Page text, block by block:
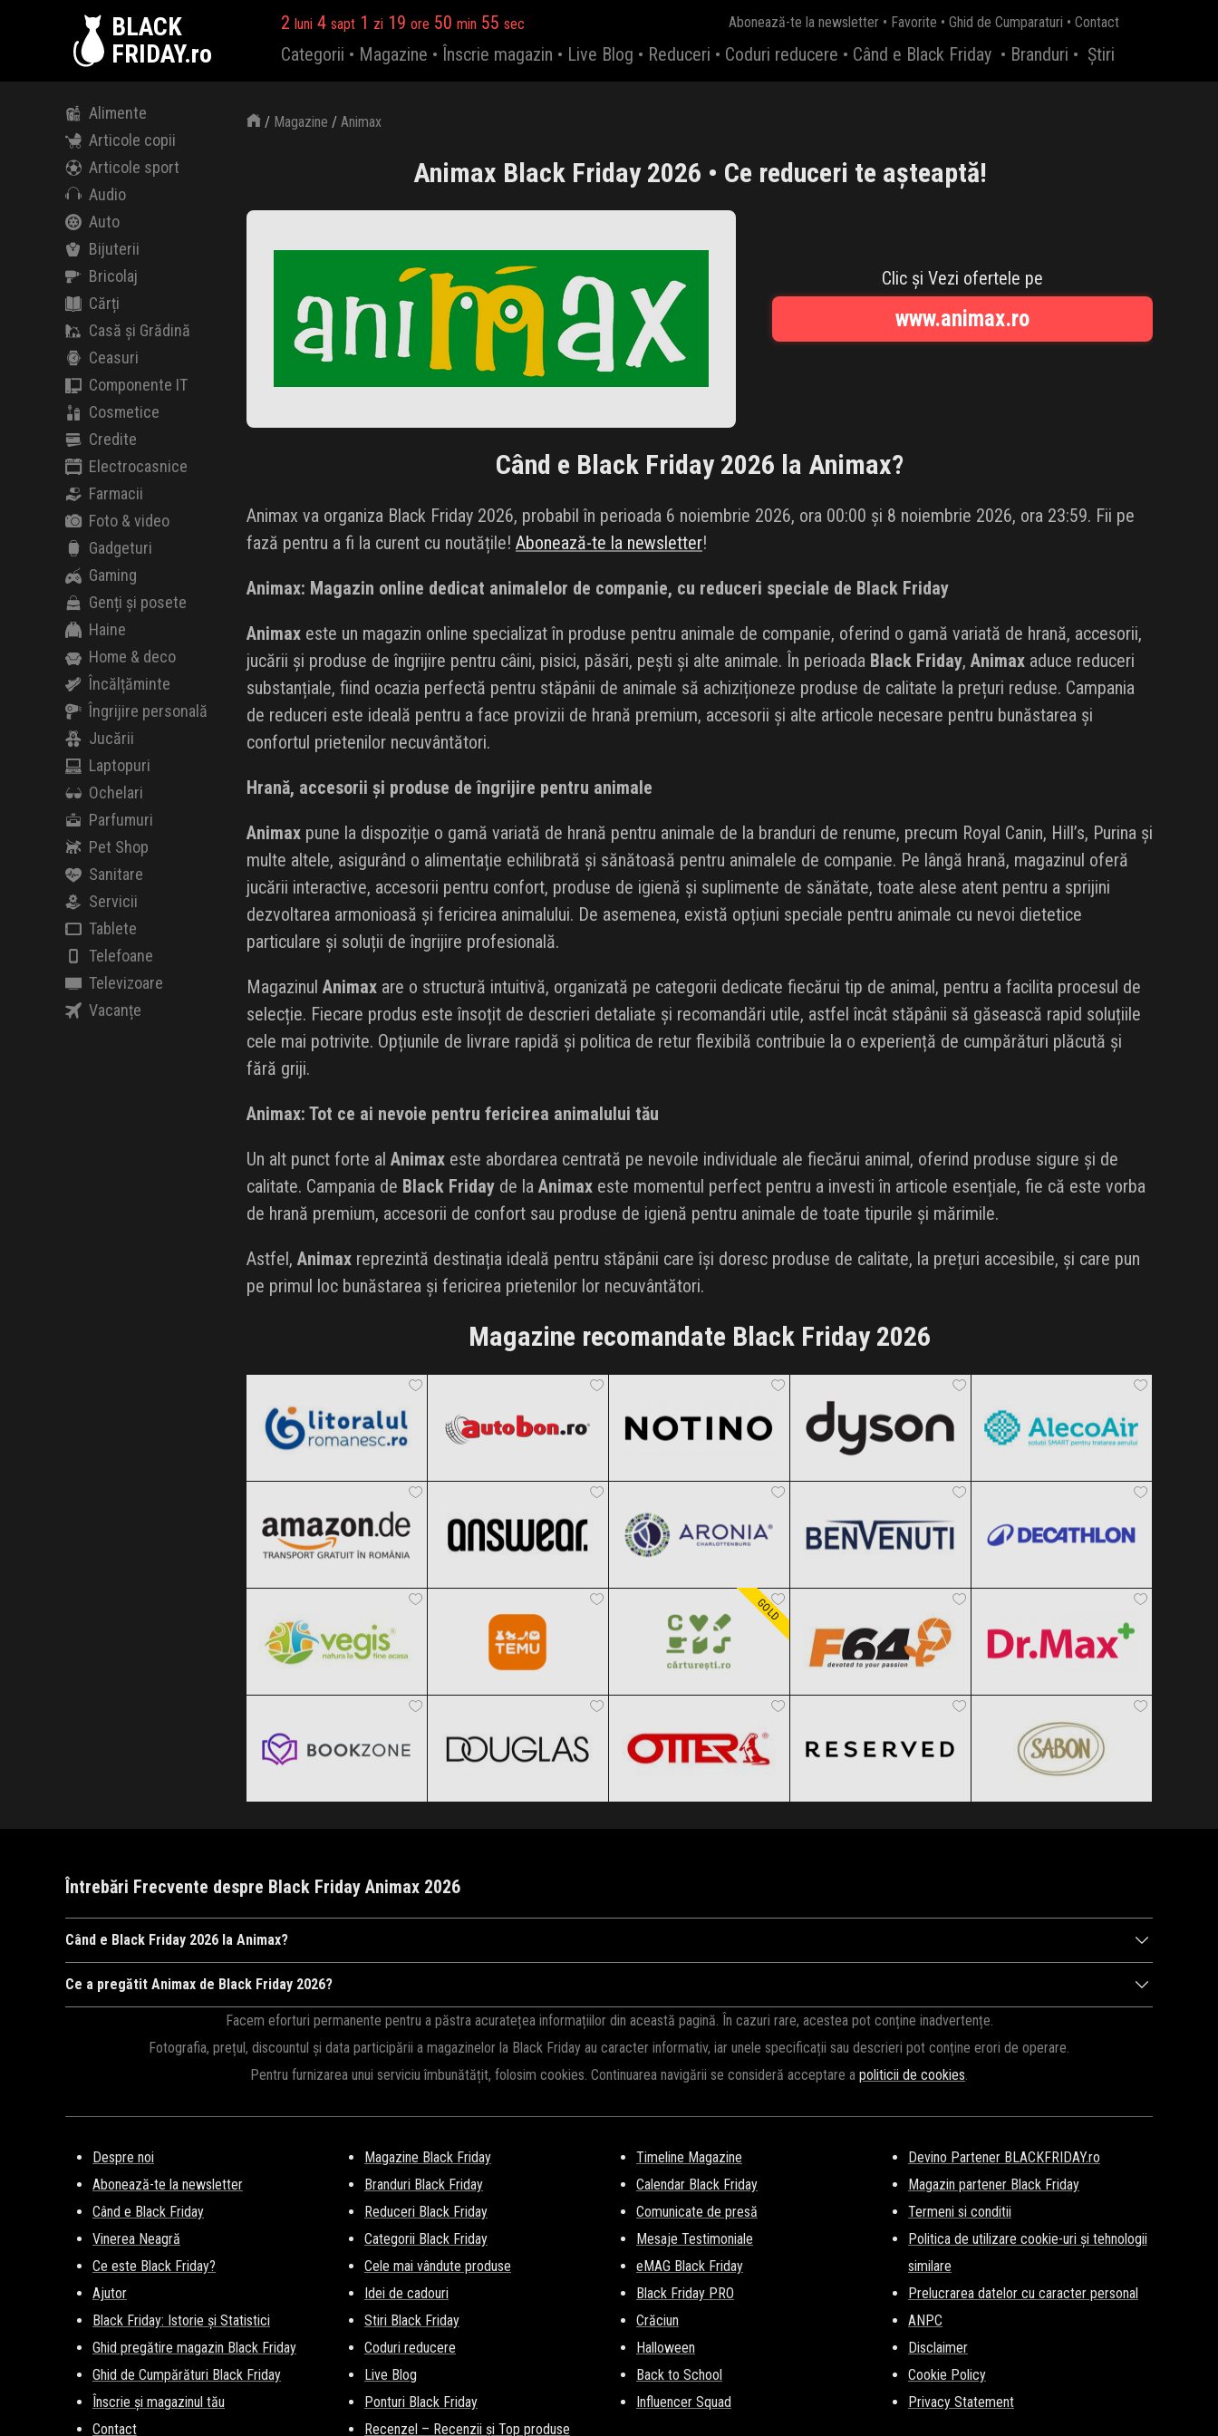
BLACK
FRIDAY.ro
2 luni 4 sapt 1 zi 19 ore 50 min 55 sec Abonează-te la newsletter • Favorite • Ghid de Cumparaturi • Contact
Categorii • Magazine • Înscrie magazin • Live Blog • Reduceri • Coduri reducere • Când e Black Friday • Branduri • Știri
Alimente
Articole copii
Articole sport
Audio
Auto
Bijuterii
Bricolaj
Cărți
Casă și Grădină
Ceasuri
Componente IT
Cosmetice
Credite
Electrocasnice
Farmacii
Foto & video
Gadgeturi
Gaming
Genți și posete
Haine
Home & deco
Încălțăminte
Îngrijire personală
Jucării
Laptopuri
Ochelari
Parfumuri
Pet Shop
Sanitare
Servicii
Tablete
Telefoane
Televizoare
Vacanțe
/ Magazine / Animax
Animax Black Friday 2026 • Ce reduceri te așteaptă!
Clic și Vezi ofertele pe
www.animax.ro
Când e Black Friday 2026 la Animax?
Animax va organiza Black Friday 2026, probabil în perioada 6 noiembrie 2026, ora 00:00 și 8 noiembrie 2026, ora 23:59. Fii pe
fază pentru a fi la curent cu noutățile! Abonează-te la newsletter!
Animax: Magazin online dedicat animalelor de companie, cu reduceri speciale de Black Friday
Animax este un magazin online specializat în produse pentru animale de companie, oferind o gamă variată de hrană, accesorii,
jucării și produse de îngrijire pentru câini, pisici, păsări, pești și alte animale. În perioada Black Friday, Animax aduce reduceri
substanțiale, fiind ocazia perfectă pentru stăpânii de animale să achiziționeze produse de calitate la prețuri reduse. Campania
de reduceri este ideală pentru a face provizii de hrană premium, accesorii și alte articole necesare pentru bunăstarea și
confortul prietenilor necuvântători.
Hrană, accesorii și produse de îngrijire pentru animale
Animax pune la dispoziție o gamă variată de hrană pentru animale de la branduri de renume, precum Royal Canin, Hill’s, Purina și
multe altele, asigurând o alimentație echilibrată și sănătoasă pentru animalele de companie. Pe lângă hrană, magazinul oferă
jucării interactive, accesorii pentru confort, produse de igienă și suplimente de sănătate, toate alese atent pentru a sprijini
dezvoltarea armonioasă și fericirea animalului. De asemenea, există opțiuni speciale pentru animale cu nevoi dietetice
particulare și soluții de îngrijire profesională.
Magazinul Animax are o structură intuitivă, organizată pe categorii dedicate fiecărui tip de animal, pentru a facilita procesul de
selecție. Fiecare produs este însoțit de descrieri detaliate și recomandări utile, astfel încât stăpânii să găsească rapid soluțiile
cele mai potrivite. Opțiunile de livrare rapidă și politica de retur flexibilă contribuie la o experiență de cumpărături plăcută și
fără griji.
Animax: Tot ce ai nevoie pentru fericirea animalului tău
Un alt punct forte al Animax este abordarea centrată pe nevoile individuale ale fiecărui animal, oferind produse sigure și de
calitate. Campania de Black Friday de la Animax este momentul perfect pentru a investi în articole esențiale, fie că este vorba
de hrană premium, accesorii de confort sau produse de igienă pentru animale de toate tipurile și mărimile.
Astfel, Animax reprezintă destinația ideală pentru stăpânii care își doresc produse de calitate, la prețuri accesibile, și care pun
pe primul loc bunăstarea și fericirea prietenilor lor necuvântători.
Magazine recomandate Black Friday 2026
Clic și Vezi Ofertele! Clic și Vezi Ofertele! Clic și Vezi Ofertele! Clic și Vezi Ofertele! Clic și Vezi Ofertele!
Clic și Vezi Ofertele! Clic și Vezi Ofertele! Clic și Vezi Ofertele! Clic și Vezi Ofertele! Clic și Vezi Ofertele!
Clic și Vezi Ofertele! Clic și Vezi Ofertele!
Black Friday 2026
Clic și Vezi Ofertele!
GOLD
Clic și Vezi Ofertele! Clic și Vezi Ofertele!
Clic și Vezi Ofertele! Clic și Vezi Ofertele! Clic și Vezi Ofertele! Clic și Vezi Ofertele! Clic și Vezi Ofertele!
Întrebări Frecvente despre Black Friday Animax 2026
Când e Black Friday 2026 la Animax?
Animax va organiza Black Friday 2026, probabil în perioada 6 noiembrie 2026, ora 00:00 și 8 noiembrie 2026, ora 23:59. Fii pe fază pentru a fi la curent cu noutățile!
Ce a pregătit Animax de Black Friday 2026?
ne surprinde cu cele mai mari reduceri din an la mii de produse.Vezi Aicio parte din produsele vedetă. Fiți pe fază, vă vom ține la curent cu surprizele Animax de Black
Facem eforturi permanente pentru a păstra acuratețea informațiilor din această pagină. În cazuri rare, acestea pot conține inadvertențe.
Fotografia, prețul, discountul și data participării a magazinelor la Black Friday au caracter informativ, iar unele specificații sau descrieri pot conține erori de operare.
Pentru furnizarea unui serviciu îmbunătățit, folosim cookies. Continuarea navigării se consideră acceptare a politicii de cookies.
Despre noi
Abonează-te la newsletter
Când e Black Friday
Vinerea Neagră
Ce este Black Friday?
Ajutor
Black Friday: Istorie și Statistici
Ghid pregătire magazin Black Friday
Ghid de Cumpărături Black Friday
Înscrie și magazinul tău
Contact
Magazine Black Friday
Branduri Black Friday
Reduceri Black Friday
Categorii Black Friday
Cele mai vândute produse
Idei de cadouri
Stiri Black Friday
Coduri reducere
Live Blog
Ponturi Black Friday
Recenzel – Recenzii și Top produse
Timeline Magazine
Calendar Black Friday
Comunicate de presă
Mesaje Testimoniale
eMAG Black Friday
Black Friday PRO
Crăciun
Halloween
Back to School
Influencer Squad
Devino Partener BLACKFRIDAY.ro
Magazin partener Black Friday
Termeni si conditii
Politica de utilizare cookie-uri și tehnologii
similare
Prelucrarea datelor cu caracter personal
ANPC
Disclaimer
Cookie Policy
Privacy Statement